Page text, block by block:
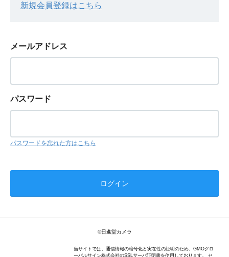
新規会員登録はこちら
メールアドレス
パスワード
パスワードを忘れた方はこちら
©日進堂カメラ
当サイトでは、通信情報の暗号化と実在性の証明のため、GMOグロ
ーバルサイン株式会社のSSLサーバ証明書を使用しております。 セ